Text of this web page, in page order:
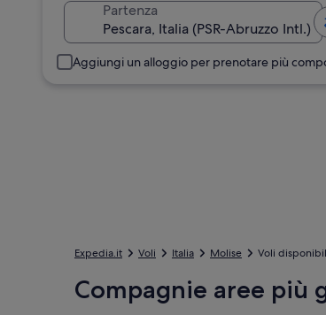
Partenza
Aggiungi un alloggio per prenotare più
Expedia.it Voli Italia Molise Voli
Compagnie aree più